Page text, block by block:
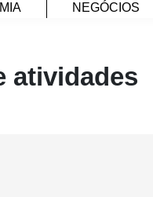
NEGÓCIOS
atividades